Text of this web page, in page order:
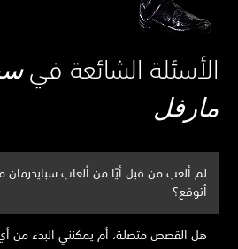
الأسئلة الشائعة في
مارفل
لم ألعب من قبل أيًا من ألعاب سبايدرمان
أتوقع؟
هل القصص متصلة، أم يمكنني البدء من أي